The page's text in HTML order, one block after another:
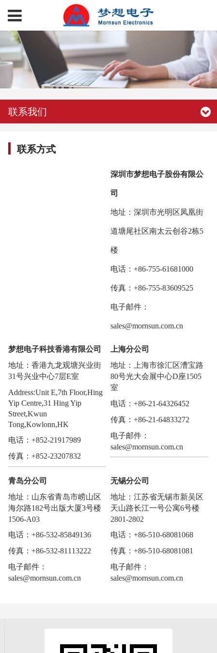
联系我们
联系方式
深圳市梦想电子股份有限公
司
地址：深圳市光明区凤凰街
道塘尾社区南太云创谷2栋5
楼
电话 ：+86-755-61681000
传真 ：+86-755-83609525
电子邮件 ：
sales@mornsun.com.cn
梦想电子科技香港有限公司
地址 ：香港九龙观塘兴业街
31号兴业中心7层E室
Address:Unit E,7th Floor,Hing
Yip Centre,31 Hing Yip
Street,Kwun
Tong,Kowlonn,HK
电话 ：+852-21917989
传真 ：+852-23207832
上海分公司
地址：上海市徐汇区漕宝路
80号光大会展中心D座1505
室
电话 ：+86-21-64326452
传真 ：+86-21-64833272
电子邮件 ：
sales@mornsun.com.cn
青岛分公司
地址：山东省青岛市崂山区
海尔路182号出版大厦3号楼
1506-A03
电话：+86-532-85849136
传真：+86-532-81113222
电子邮件：
sales@mornsun.com.cn
无锡分公司
地址：江苏省无锡市新吴区
天山路长江一号公寓6号楼
2801-2802
电话：+86-510-68081068
传真：+86-510-68081081
电子邮件 ：
sales@mornsun.com.cn